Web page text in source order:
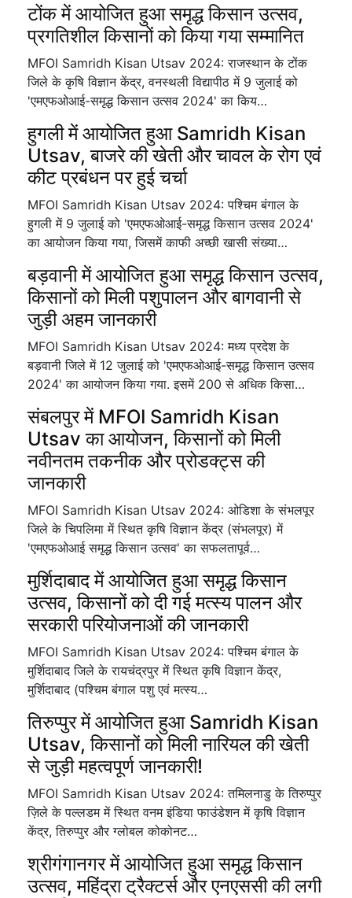
टोंक में आयोजित हुआ समृद्ध किसान उत्सव,
प्रगतिशील किसानों को किया गया सम्मानित
MFOI Samridh Kisan Utsav 2024: राजस्थान के टोंक
जिले के कृषि विज्ञान केंद्र, वनस्थली विद्यापीठ में 9 जुलाई को
'एमएफओआई-समृद्ध किसान उत्सव 2024' का किय…
हुगली में आयोजित हुआ Samridh Kisan
Utsav, बाजरे की खेती और चावल के रोग एवं
कीट प्रबंधन पर हुई चर्चा
MFOI Samridh Kisan Utsav 2024: पश्चिम बंगाल के
हुगली में 9 जुलाई को 'एमएफओआई-समृद्ध किसान उत्सव 2024'
का आयोजन किया गया, जिसमें काफी अच्छी खासी संख्या…
बड़वानी में आयोजित हुआ समृद्ध किसान उत्सव,
किसानों को मिली पशुपालन और बागवानी से
जुड़ी अहम जानकारी
MFOI Samridh Kisan Utsav 2024: मध्य प्रदेश के
बड़वानी जिले में 12 जुलाई को 'एमएफओआई-समृद्ध किसान उत्सव
2024' का आयोजन किया गया. इसमें 200 से अधिक किसा…
संबलपुर में MFOI Samridh Kisan
Utsav का आयोजन, किसानों को मिली
नवीनतम तकनीक और प्रोडक्ट्स की
जानकारी
MFOI Samridh Kisan Utsav 2024: ओडिशा के संभलपूर
जिले के चिपलिमा में स्थित कृषि विज्ञान केंद्र (संभलपूर) में
'एमएफओआई समृद्ध किसान उत्सव' का सफलतापूर्व…
मुर्शिदाबाद में आयोजित हुआ समृद्ध किसान
उत्सव, किसानों को दी गई मत्स्य पालन और
सरकारी परियोजनाओं की जानकारी
MFOI Samridh Kisan Utsav 2024: पश्चिम बंगाल के
मुर्शिदाबाद जिले के रायचंद्रपुर में स्थित कृषि विज्ञान केंद्र,
मुर्शिदाबाद (पश्चिम बंगाल पशु एवं मत्स्य…
तिरुप्पुर में आयोजित हुआ Samridh Kisan
Utsav, किसानों को मिली नारियल की खेती
से जुड़ी महत्वपूर्ण जानकारी!
MFOI Samridh Kisan Utsav 2024: तमिलनाडु के तिरुप्पुर
ज़िले के पल्लडम में स्थित वनम इंडिया फाउंडेशन में कृषि विज्ञान
केंद्र, तिरुप्पुर और ग्लोबल कोकोनट…
श्रीगंगानगर में आयोजित हुआ समृद्ध किसान
उत्सव, महिंद्रा ट्रैक्टर्स और एनएससी की लगी